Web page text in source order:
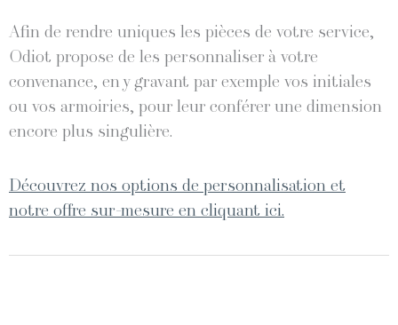
Afin de rendre uniques les pièces de votre service,
Odiot propose de les personnaliser à votre
convenance, en y gravant par exemple vos initiales
ou vos armoiries, pour leur conférer une dimension
encore plus singulière.
Découvrez nos options de personnalisation et
notre offre sur-mesure en cliquant ici.